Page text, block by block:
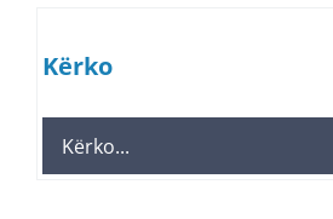
Kërko
Search
for: